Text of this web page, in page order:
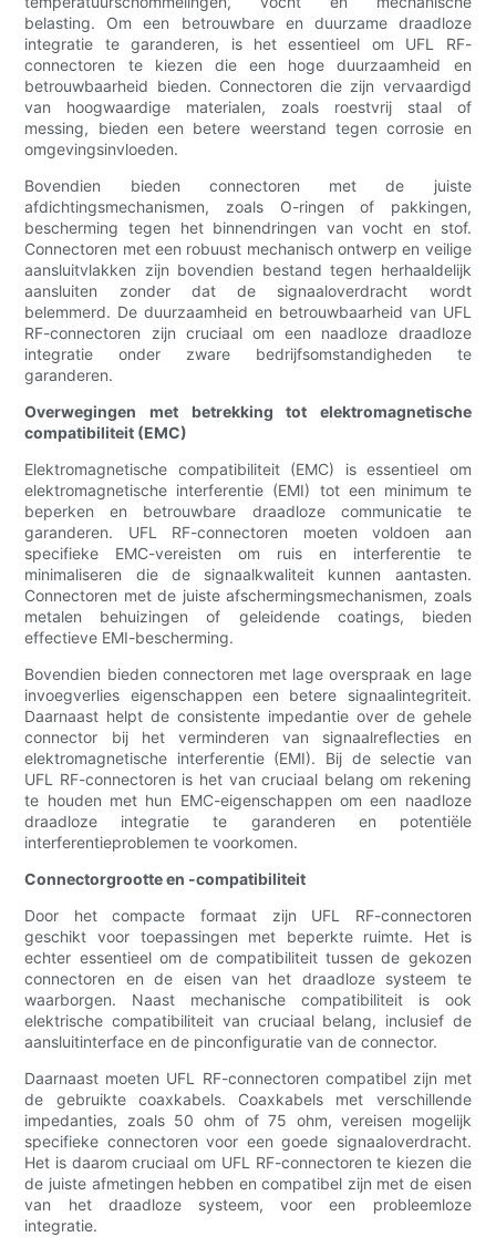
belasting. Om een ​​betrouwbare en duurzame draadloze
integratie te garanderen, is het essentieel om UFL RF-
connectoren te kiezen die een hoge duurzaamheid en
betrouwbaarheid bieden. Connectoren die zijn vervaardigd
van hoogwaardige materialen, zoals roestvrij staal of
messing, bieden een betere weerstand tegen corrosie en
omgevingsinvloeden.
Bovendien bieden connectoren met de juiste
afdichtingsmechanismen, zoals O-ringen of pakkingen,
bescherming tegen het binnendringen van vocht en stof.
Connectoren met een robuust mechanisch ontwerp en veilige
aansluitvlakken zijn bovendien bestand tegen herhaaldelijk
aansluiten zonder dat de signaaloverdracht wordt
belemmerd. De duurzaamheid en betrouwbaarheid van UFL
RF-connectoren zijn cruciaal om een ​​naadloze draadloze
integratie onder zware bedrijfsomstandigheden te
garanderen.
Overwegingen met betrekking tot elektromagnetische
compatibiliteit (EMC)
Elektromagnetische compatibiliteit (EMC) is essentieel om
elektromagnetische interferentie (EMI) tot een minimum te
beperken en betrouwbare draadloze communicatie te
garanderen. UFL RF-connectoren moeten voldoen aan
specifieke EMC-vereisten om ruis en interferentie te
minimaliseren die de signaalkwaliteit kunnen aantasten.
Connectoren met de juiste afschermingsmechanismen, zoals
metalen behuizingen of geleidende coatings, bieden
effectieve EMI-bescherming.
Bovendien bieden connectoren met lage overspraak en lage
invoegverlies eigenschappen een betere signaalintegriteit.
Daarnaast helpt de consistente impedantie over de gehele
connector bij het verminderen van signaalreflecties en
elektromagnetische interferentie (EMI). Bij de selectie van
UFL RF-connectoren is het van cruciaal belang om rekening
te houden met hun EMC-eigenschappen om een ​​naadloze
draadloze integratie te garanderen en potentiële
interferentieproblemen te voorkomen.
Connectorgrootte en -compatibiliteit
Door het compacte formaat zijn UFL RF-connectoren
geschikt voor toepassingen met beperkte ruimte. Het is
echter essentieel om de compatibiliteit tussen de gekozen
connectoren en de eisen van het draadloze systeem te
waarborgen. Naast mechanische compatibiliteit is ook
elektrische compatibiliteit van cruciaal belang, inclusief de
aansluitinterface en de pinconfiguratie van de connector.
Daarnaast moeten UFL RF-connectoren compatibel zijn met
de gebruikte coaxkabels. Coaxkabels met verschillende
impedanties, zoals 50 ohm of 75 ohm, vereisen mogelijk
specifieke connectoren voor een goede signaaloverdracht.
Het is daarom cruciaal om UFL RF-connectoren te kiezen die
de juiste afmetingen hebben en compatibel zijn met de eisen
van het draadloze systeem, voor een probleemloze
integratie.